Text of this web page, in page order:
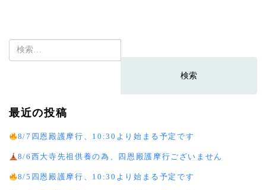
検
索:
最近の投稿
8/7四恩殿護摩行、10:30より始まる予定です
8/6西大寺先祖供養の為、四恩殿護摩行ございません
8/5四恩殿護摩行、10:30より始まる予定です